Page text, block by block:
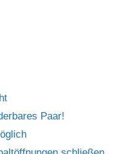
Paar!